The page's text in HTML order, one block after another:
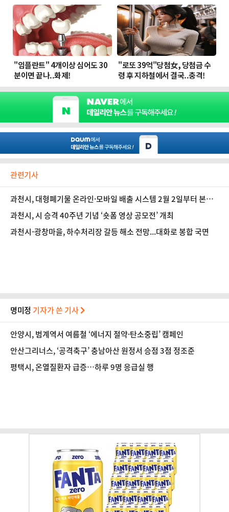
관련기사
과천시, 대형폐기물 온라인·모바일 배출 시스템 2월 2일부터 본격
운영
과천시, 시 승격 40주년 기념 ‘숏폼 영상 공모전’ 개최
과천시-광창마을, 하수처리장 갈등 해소 전망...대화로 봉합 국면
명미정 기자가 쓴 기사
안양시, 범계역서 여름철 ‘에너지 절약·탄소중립’ 캠페인
안산그리너스, ‘공격축구’ 충남아산 원정서 승점 3점 정조준
평택시, 온열질환자 급증…하루 9명 응급실 행